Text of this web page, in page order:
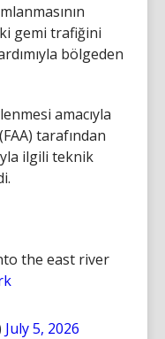
gemi trafiğini
bölgeden
amacıyla
tarafından
ilgili teknik
the east river
July 5, 2026